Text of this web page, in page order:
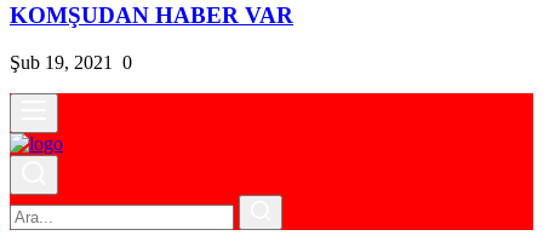
KOMŞUDAN HABER VAR
Şub 19, 2021 0